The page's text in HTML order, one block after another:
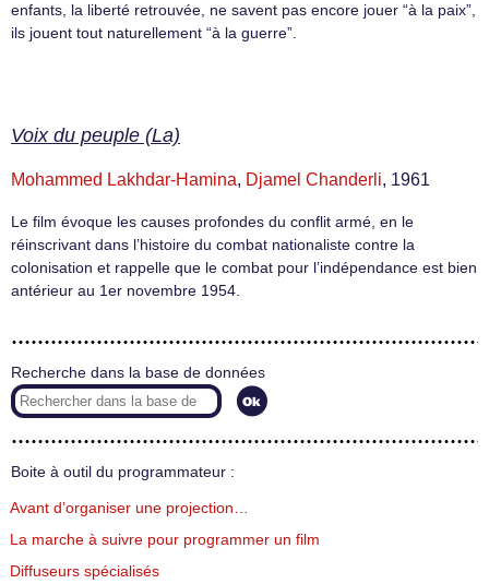
enfants, la liberté retrouvée, ne savent pas encore jouer “à la paix”,
ils jouent tout naturellement “à la guerre”.
Voix du peuple (La)
Mohammed Lakhdar-Hamina, Djamel Chanderli, 1961
Le film évoque les causes profondes du conflit armé, en le
réinscrivant dans l’histoire du combat nationaliste contre la
colonisation et rappelle que le combat pour l’indépendance est bien
antérieur au 1er novembre 1954.
Recherche dans la base de données
Boite à outil du programmateur :
Avant d’organiser une projection…
La marche à suivre pour programmer un film
Diffuseurs spécialisés